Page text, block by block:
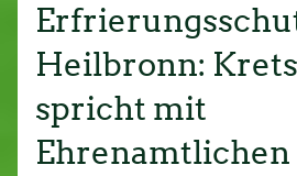
Heilbronn:
spricht mit
Ehrenamtlichen